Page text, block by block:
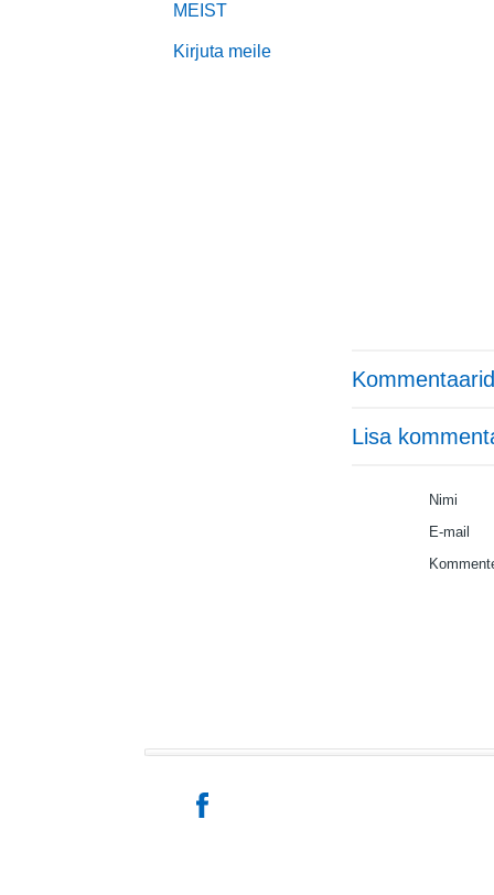
MEIST
Kirjuta meile
Lisa
Nimi
E-mail